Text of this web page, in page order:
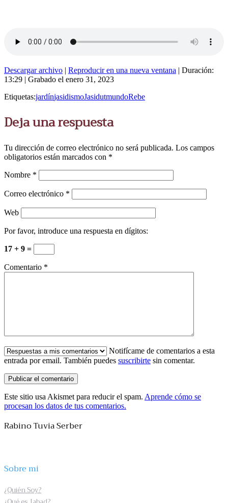
Descargar archivo | Reproducir en una nueva ventana | Duración:
13:29 | Grabado el enero 31, 2023
Etiquetas:jardínjasidismoJasidutmundoRebe
Deja una respuesta
Tu dirección de correo electrónico no será publicada. Los campos
obligatorios están marcados con *
Nombre *
Correo electrónico *
Web
Por favor, introduce una respuesta en dígitos:
17 + 9 =
Comentario *
Notifícame de comentarios a esta
entrada por email. También puedes suscribirte sin comentar.
Este sitio usa Akismet para reducir el spam. Aprende cómo se
procesan los datos de tus comentarios.
Rabino Tuvia Serber
Sobre mi
¿Quién Soy?